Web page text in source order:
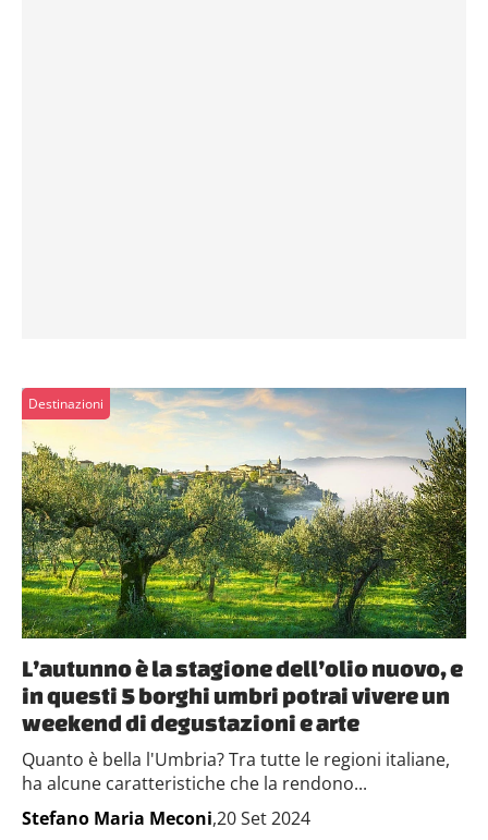
Destinazioni
L’autunno è la stagione dell’olio nuovo, e
in questi 5 borghi umbri potrai vivere un
weekend di degustazioni e arte
Quanto è bella l'Umbria? Tra tutte le regioni italiane,
ha alcune caratteristiche che la rendono...
Stefano Maria Meconi,20 Set 2024